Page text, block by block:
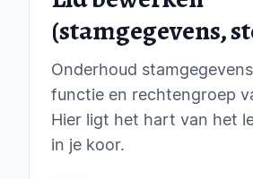
(stamgegevens,
Onderhoud
functie en rechtengroep
Hier ligt het hart van het
in je koor.